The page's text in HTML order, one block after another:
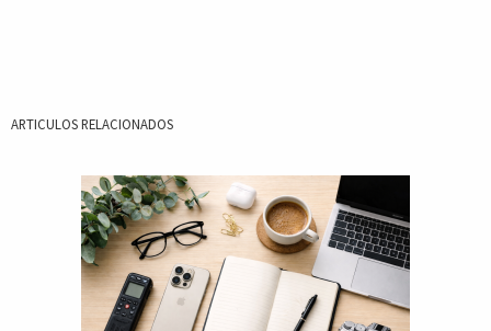
ARTICULOS RELACIONADOS